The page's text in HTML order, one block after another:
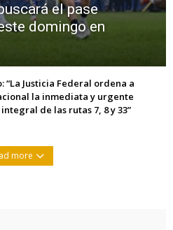
el pase
domingo en
“La Justicia Federal ordena a
la inmediata y urgente
de las rutas 7, 8 y 33”
more